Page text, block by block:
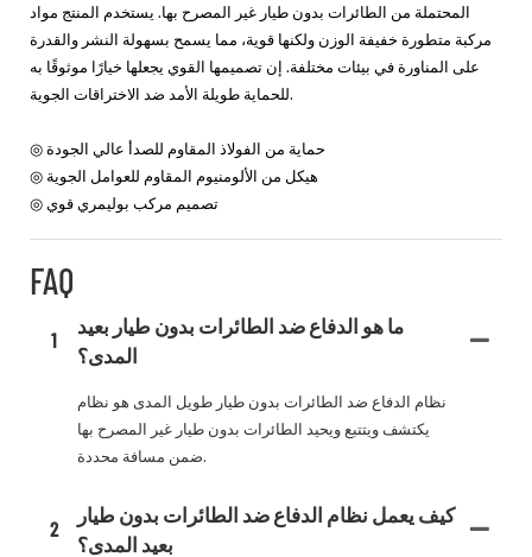
المحتملة من الطائرات بدون طيار غير المصرح بها. يستخدم المنتج مواد
مركبة متطورة خفيفة الوزن ولكنها قوية، مما يسمح بسهولة النشر والقدرة
على المناورة في بيئات مختلفة. إن تصميمها القوي يجعلها خيارًا موثوقًا به
للحماية طويلة الأمد ضد الاختراقات الجوية.
◎ هيكل من الألومنيوم المقاوم للعوامل الجوية
◎ تصميم مركب بوليمري قوي
FAQ
1
ما هو الدفاع ضد الطائرات بدون طيار بعيد
المدى؟
نظام الدفاع ضد الطائرات بدون طيار طويل المدى هو نظام
يكتشف ويتتبع ويحيد الطائرات بدون طيار غير المصرح بها
ضمن مسافة محددة.
2
كيف يعمل نظام الدفاع ضد الطائرات بدون طيار
بعيد المدى؟